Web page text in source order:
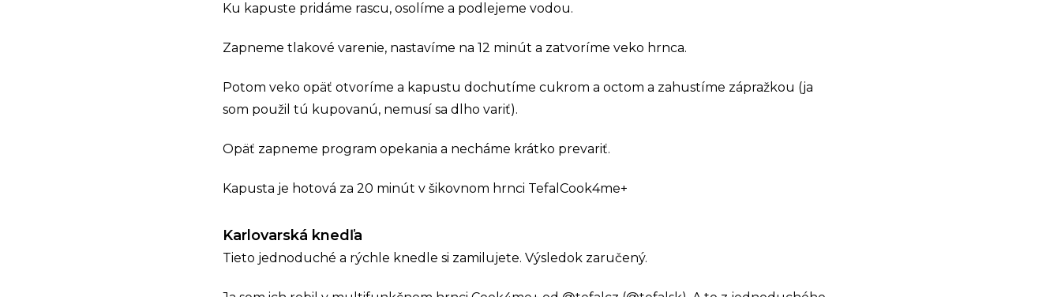
Ku kapuste pridáme rascu, osolíme a podlejeme vodou.
Zapneme tlakové varenie, nastavíme na 12 minút a zatvoríme veko hrnca.
Potom veko opäť otvoríme a kapustu dochutíme cukrom a octom a zahustíme zápražkou (ja
som použil tú kupovanú, nemusí sa dlho variť).
Opäť zapneme program opekania a necháme krátko prevariť.
Kapusta je hotová za 20 minút v šikovnom hrnci TefalCook4me+
Karlovarská knedľa
Tieto jednoduché a rýchle knedle si zamilujete. Výsledok zaručený.